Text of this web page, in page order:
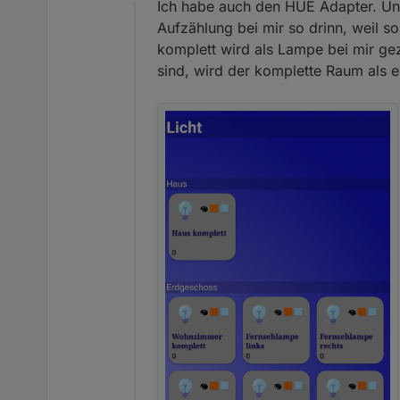
Funktion HUE haben.
die Stehlampe und die
Ich habe auch den HUE Adapter.
Aufzählung bei mir so drinn, weil
komplett wird als Lampe bei mir
sind, wird der komplette Raum als